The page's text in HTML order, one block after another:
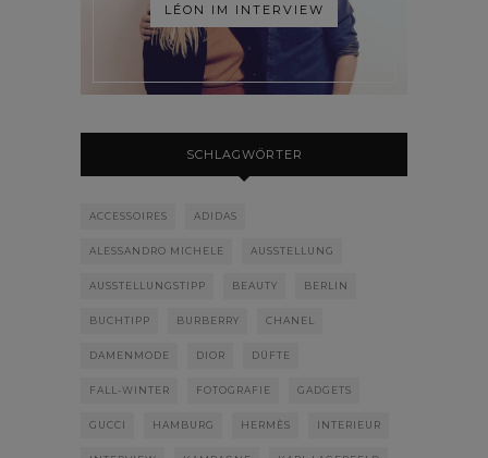
LÉON IM INTERVIEW
SCHLAGWÖRTER
ACCESSOIRES ADIDAS
ALESSANDRO MICHELE AUSSTELLUNG
AUSSTELLUNGSTIPP BEAUTY BERLIN
BUCHTIPP BURBERRY CHANEL
DAMENMODE DIOR DÜFTE
FALL-WINTER FOTOGRAFIE GADGETS
GUCCI HAMBURG HERMÈS INTERIEUR